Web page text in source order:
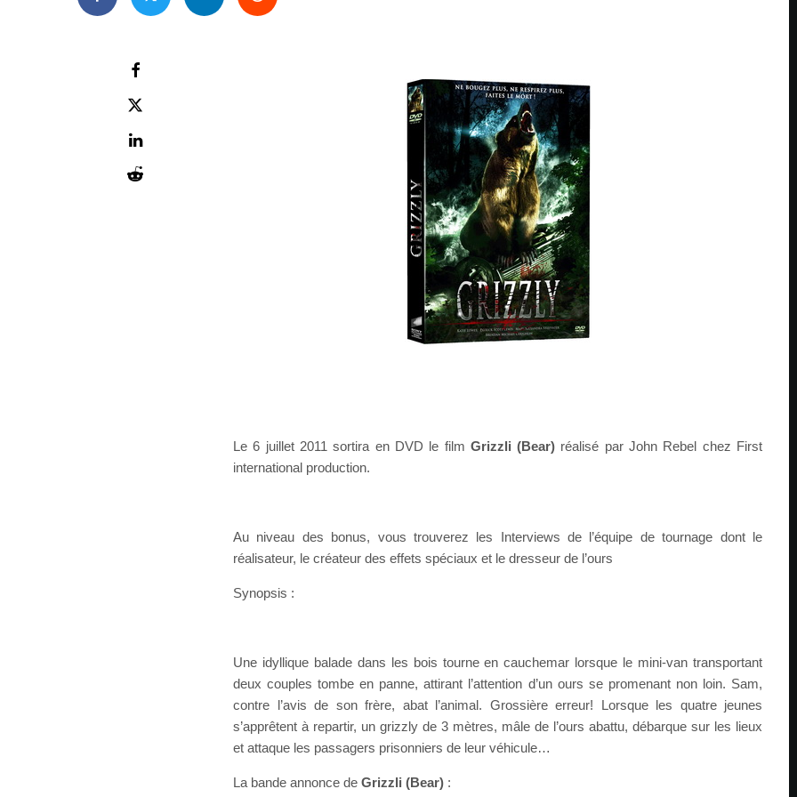
Le 6 juillet 2011 sortira en DVD le film Grizzli (Bear) réalisé par John Rebel chez First
international production.
Au niveau des bonus, vous trouverez les Interviews de l’équipe de tournage dont le
réalisateur, le créateur des effets spéciaux et le dresseur de l’ours
Synopsis :
Une idyllique balade dans les bois tourne en cauchemar lorsque le mini-van transportant
deux couples tombe en panne, attirant l’attention d’un ours se promenant non loin. Sam,
contre l’avis de son frère, abat l’animal. Grossière erreur! Lorsque les quatre jeunes
s’apprêtent à repartir, un grizzly de 3 mètres, mâle de l’ours abattu, débarque sur les lieux
et attaque les passagers prisonniers de leur véhicule…
La bande annonce de Grizzli (Bear) :